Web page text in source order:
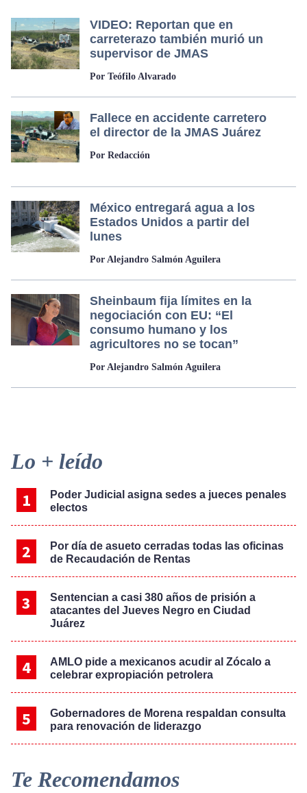
VIDEO: Reportan que en
carreterazo también murió un
supervisor de JMAS
Por Teófilo Alvarado
Fallece en accidente carretero
el director de la JMAS Juárez
Por Redacción
México entregará agua a los
Estados Unidos a partir del
lunes
Por Alejandro Salmón Aguilera
Sheinbaum fija límites en la
negociación con EU: “El
consumo humano y los
agricultores no se tocan”
Por Alejandro Salmón Aguilera
Primary
Sidebar
Lo + leído
Poder Judicial asigna sedes a jueces penales
electos
Por día de asueto cerradas todas las oficinas
de Recaudación de Rentas
Sentencian a casi 380 años de prisión a
atacantes del Jueves Negro en Ciudad
Juárez
AMLO pide a mexicanos acudir al Zócalo a
celebrar expropiación petrolera
Gobernadores de Morena respaldan consulta
para renovación de liderazgo
Te Recomendamos